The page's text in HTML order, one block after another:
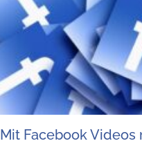
Mit Face­book